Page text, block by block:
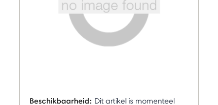
Beschikbaarheid: Dit artikel is momenteel